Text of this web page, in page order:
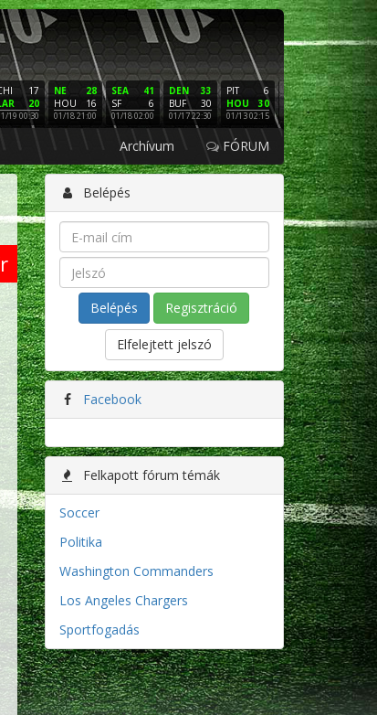
17
20
19 00:30
28
NE
16
HOU
01/18 21:00
41
SEA
6
SF
01/18 02:00
33
DEN
30
BUF
01/17 22:30
6
PIT
30
HOU
01/13 02:15
16
NE
3
LAC
01/12 02:00
PHI
SF
01/11
Archívum FÓRUM
Belépés
Regisztráció
Elfelejtett jelszó
Facebook
Felkapott fórum témák
Soccer
Politika
Washington Commanders
Los Angeles Chargers
Sportfogadás